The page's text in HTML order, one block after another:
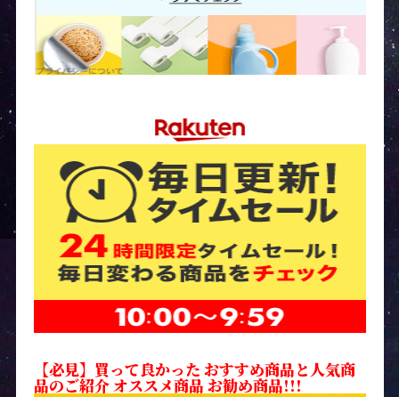
【必見】買って良かった おすすめ商品と人気商
品のご紹介 オススメ商品 お勧め商品!!!